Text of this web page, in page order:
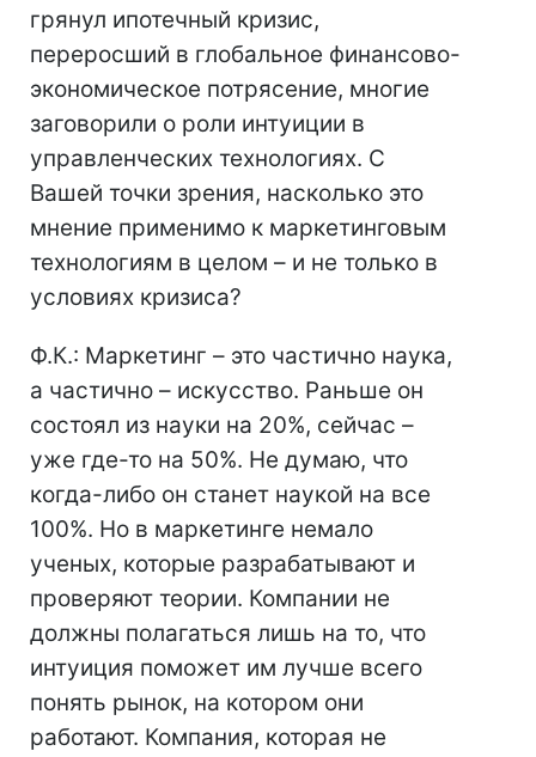
грянул ипотечный кризис,
переросший в глобальное финансово-
экономическое потрясение, многие
заговорили о роли интуиции в
управленческих технологиях. С
Вашей точки зрения, насколько это
мнение применимо к маркетинговым
технологиям в целом – и не только в
условиях кризиса?
Ф.К.: Маркетинг – это частично наука,
а частично – искусство. Раньше он
состоял из науки на 20%, сейчас –
уже где-то на 50%. Не думаю, что
когда-либо он станет наукой на все
100%. Но в маркетинге немало
ученых, которые разрабатывают и
проверяют теории. Компании не
должны полагаться лишь на то, что
интуиция поможет им лучше всего
понять рынок, на котором они
работают. Компания, которая не